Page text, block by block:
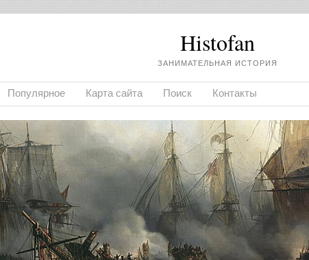
Histofan
ЗАНИМАТЕЛЬНАЯ ИСТОРИЯ
Популярное Карта сайта Поиск Контакты